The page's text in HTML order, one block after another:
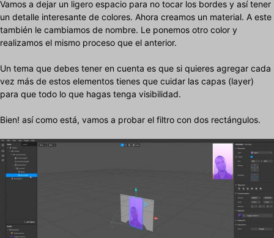
Vamos a dejar un ligero espacio para no tocar los bordes y así tener
un detalle interesante de colores. Ahora creamos un material. A este
también le cambiamos de nombre. Le ponemos otro color y
realizamos el mismo proceso que el anterior.
Un tema que debes tener en cuenta es que si quieres agregar cada
vez más de estos elementos tienes que cuidar las capas (layer)
para que todo lo que hagas tenga visibilidad.
Bien! así como está, vamos a probar el filtro con dos rectángulos.